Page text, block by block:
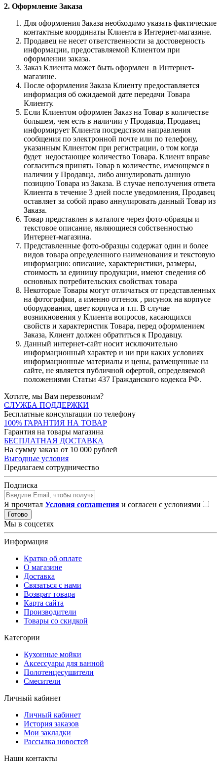
2. Оформление Заказа
Для оформления Заказа необходимо указать фактические
контактные координаты Клиента в Интернет-магазине.
Продавец не несет ответственности за достоверность
информации, предоставляемой Клиентом при
оформлении заказа.
Заказ Клиента может быть оформлен в Интернет-
магазине.
После оформления Заказа Клиенту предоставляется
информация об ожидаемой дате передачи Товара
Клиенту.
Если Клиентом оформлен Заказ на Товар в количестве
большем, чем есть в наличии у Продавца, Продавец
информирует Клиента посредством направления
сообщения по электронной почте или по телефону,
указанным Клиентом при регистрации, о том когда
будет недостающее количество Товара. Клиент вправе
согласиться принять Товар в количестве, имеющемся в
наличии у Продавца, либо аннулировать данную
позицию Товара из Заказа. В случае неполучения ответа
Клиента в течение 3 дней после уведомления, Продавец
оставляет за собой право аннулировать данный Товар из
Заказа.
Товар представлен в каталоге через фото-образцы и
текстовое описание, являющиеся собственностью
Интернет-магазина.
Представленные фото-образцы содержат один и более
видов товара определенного наименования и текстовую
информацию: описание, характеристики, размеры,
стоимость за единицу продукции, имеют сведения об
основных потребительских свойствах товара
Некоторые Товары могут отличаться от представленных
на фотографии, а именно оттенок , рисунок на корпусе
оборудования, цвет корпуса и т.п. В случае
возникновения у Клиента вопросов, касающихся
свойств и характеристик Товара, перед оформлением
Заказа, Клиент должен обратиться к Продавцу.
Данный интернет-сайт носит исключительно
информационный характер и ни при каких условиях
информационные материалы и цены, размещенные на
сайте, не является публичной офертой, определяемой
положениями Статьи 437 Гражданского кодекса РФ.
Хотите, мы Вам перезвоним?
СЛУЖБА ПОДДЕРЖКИ
Бесплатные консультации по телефону
100% ГАРАНТИЯ НА ТОВАР
Гарантия на товары магазина
БЕСПЛАТНАЯ ДОСТАВКА
На сумму заказа от 10 000 рублей
Выгодные условия
Предлагаем сотрудничество
Подписка
Я прочитал Условия соглашения и согласен с условиями
Готово
Мы в соцсетях
Информация
Кратко об оплате
О магазине
Доставка
Связаться с нами
Возврат товара
Карта сайта
Производители
Товары со скидкой
Категории
Кухонные мойки
Аксессуары для ванной
Полотенцесушители
Смесители
Личный кабинет
Личный кабинет
История заказов
Мои закладки
Рассылка новостей
Наши контакты